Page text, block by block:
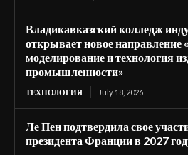
Владикавказский колледж
открывает новое направление
моделирование и технология
промышленности»
ТЕХНОЛОГИЯ July 18, 2026
Ле Пен подтвердила свое
президента Франции в 2027